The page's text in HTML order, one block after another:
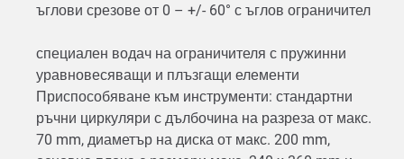
ъглови срезове от 0 – +/- 60° с ъглов ограничител
специален водач на ограничителя с пружинни
уравновесяващи и плъзгащи елементи
Приспособяване към инструменти: стандартни
ръчни циркуляри с дълбочина на разреза от макс.
70 mm, диаметър на диска от макс. 200 mm,